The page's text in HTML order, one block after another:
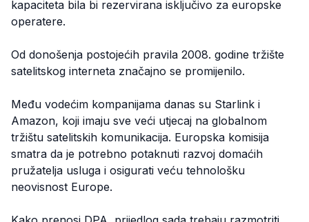
kapaciteta bila bi rezervirana isključivo za europske
operatere.
Od donošenja postojećih pravila 2008. godine tržište
satelitskog interneta značajno se promijenilo.
Među vodećim kompanijama danas su Starlink i
Amazon, koji imaju sve veći utjecaj na globalnom
tržištu satelitskih komunikacija. Europska komisija
smatra da je potrebno potaknuti razvoj domaćih
pružatelja usluga i osigurati veću tehnološku
neovisnost Europe.